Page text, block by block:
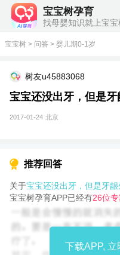
宝宝树孕育
找母婴知识就上宝宝
宝宝树 > 问答 > 婴儿期0-1岁
树友u45883068
宝宝还没出牙，但是
2017-01-24 北京
推荐回答
关于宝宝还没出牙，但是牙
宝宝树孕育APP已经有26位专
下载APP,